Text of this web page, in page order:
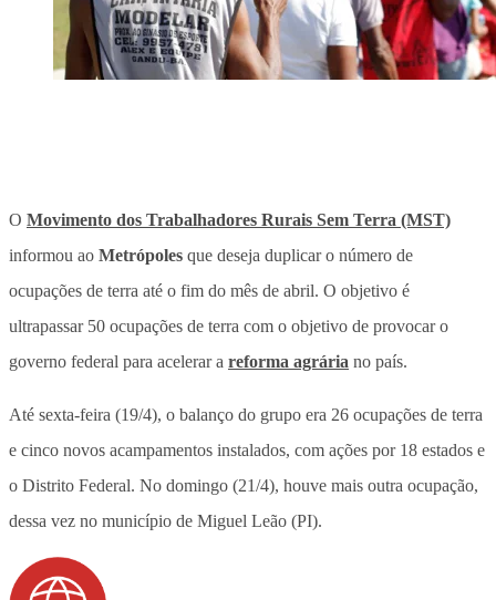
O Movimento dos Trabalhadores Rurais Sem Terra (MST)
informou ao Metrópoles que deseja duplicar o número de
ocupações de terra até o fim do mês de abril. O objetivo é
ultrapassar 50 ocupações de terra com o objetivo de provocar o
governo federal para acelerar a reforma agrária no país.
Até sexta-feira (19/4), o balanço do grupo era 26 ocupações de terra
e cinco novos acampamentos instalados, com ações por 18 estados e
o Distrito Federal. No domingo (21/4), houve mais outra ocupação,
dessa vez no município de Miguel Leão (PI).